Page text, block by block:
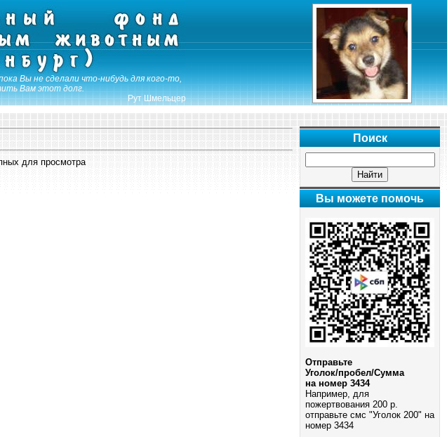
Вы не сделали что-нибудь для кого-то,
Вам этот долг.
Рут Шмельцер
Поиск
Вы можете помочь
Отправьте
Уголок/пробел/Сумма
на номер 3434
Например, для
пожертвования 200 р.
отправьте смс "Уголок 200" на
номер 3434
для просмотра